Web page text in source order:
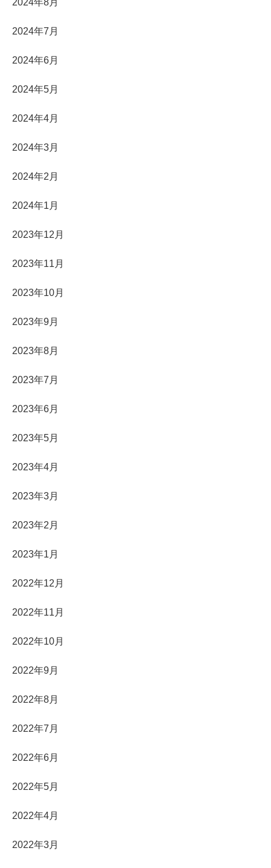
2024年8月
2024年7月
2024年6月
2024年5月
2024年4月
2024年3月
2024年2月
2024年1月
2023年12月
2023年11月
2023年10月
2023年9月
2023年8月
2023年7月
2023年6月
2023年5月
2023年4月
2023年3月
2023年2月
2023年1月
2022年12月
2022年11月
2022年10月
2022年9月
2022年8月
2022年7月
2022年6月
2022年5月
2022年4月
2022年3月